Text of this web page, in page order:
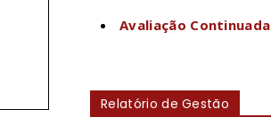
Avaliação Continuada
Relatório de Gestão